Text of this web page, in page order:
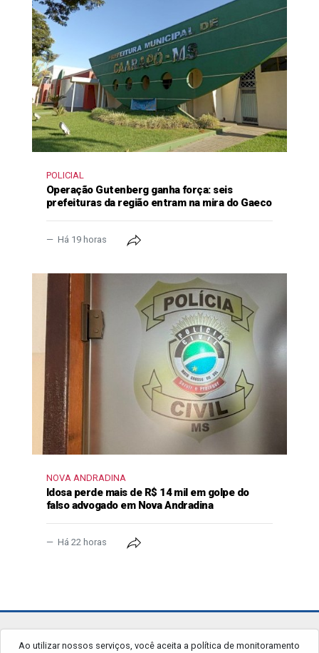
POLICIAL
Operação Gutenberg ganha força: seis
prefeituras da região entram na mira do Gaeco
Há 19 horas
NOVA ANDRADINA
Idosa perde mais de R$ 14 mil em golpe do
falso advogado em Nova Andradina
Há 22 horas
Ao utilizar nossos serviços, você aceita a política de monitoramento
jornalgrandourados.com.br